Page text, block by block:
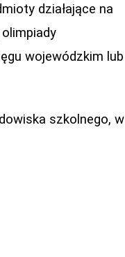
działające na
wojewódzkim lub
szkolnego, w